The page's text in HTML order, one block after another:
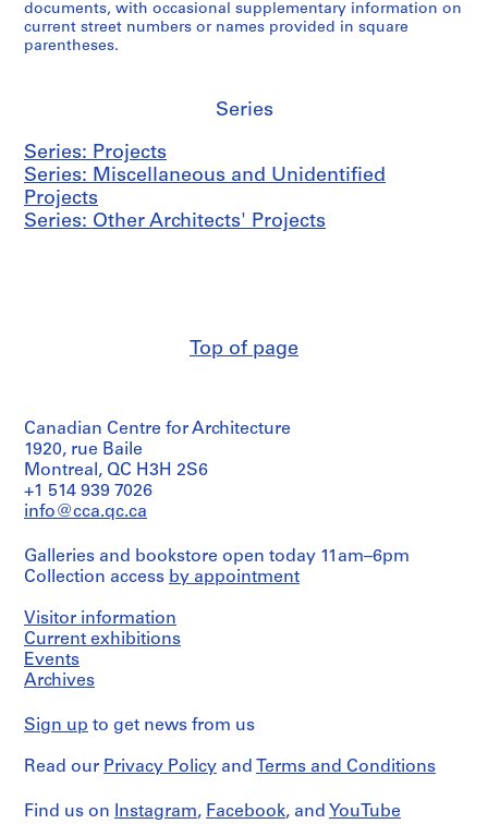
documents, with occasional supplementary information on
current street numbers or names provided in square
parentheses.
Series
Series: Projects
Series: Miscellaneous and Unidentified
Projects
Series: Other Architects' Projects
Top of page
Canadian Centre for Architecture
1920, rue Baile
Montreal, QC H3H 2S6
+1 514 939 7026
info@cca.qc.ca
Galleries and bookstore open today 11am–6pm
Collection access by appointment
Visitor information
Current exhibitions
Events
Archives
Sign up to get news from us
Read our Privacy Policy and Terms and Conditions
Find us on Instagram, Facebook, and YouTube